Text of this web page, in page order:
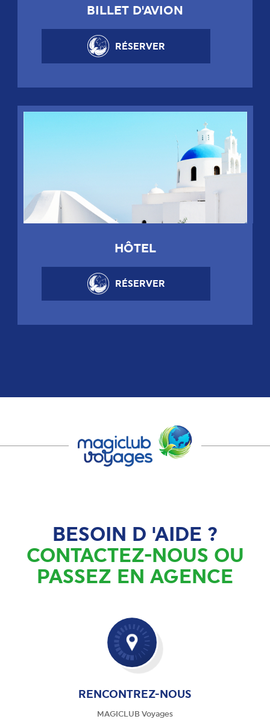
BILLET D'AVION
RÉSERVER
HÔTEL
RÉSERVER
BESOIN D 'AIDE ?
CONTACTEZ-NOUS OU
PASSEZ EN AGENCE
RENCONTREZ-NOUS
MAGICLUB Voyages